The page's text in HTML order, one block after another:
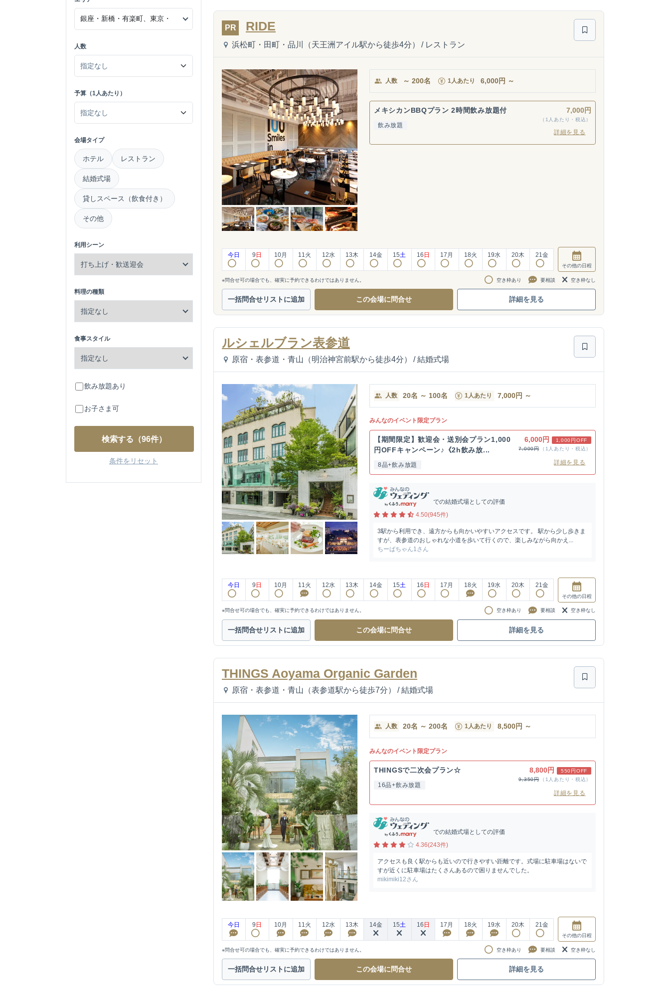
人数
予算（1人あたり）
会場タイプ
ホテル レストラン
結婚式場
貸しスペース（飲食付き）
その他
利用シーン
料理の種類
食事スタイル
飲み放題あり
お子さま可
検索する （96件）
条件をリセット
PR RIDE
浜松町・田町・品川（天王洲アイル駅から徒歩4分） / レストラン
人数 ～ 200名 1人あたり 6,000円 ～
メキシカンBBQプラン 2時間飲み放題付
飲み放題
7,000円
（1人あたり・税込）
詳細を見る
今日 9 日 10月 11 火 12水 13木 14金 15土 16 日 17 月 18火 19水 20木 21 金
その他の日程
※問合せ可の場合でも、確実に予約できるわけではありません。 空き枠あり 要相談 空き枠なし
一括問合せリストに追加 この会場に問合せ 詳細を見る
ルシェルブラン表参道
原宿・表参道・青山（明治神宮前駅から徒歩4分） / 結婚式場
人数 20名 ～ 100名 1人あたり 7,000円 ～
みんなのイベント限定プラン
【期間限定】歓迎会・送別会プラン1,000
円OFFキャンペーン♪《2h飲み放...
8品+飲み放題
6,000円
1,000円OFF
7,000円
（1人あたり・税込）
詳細を見る
での結婚式場としての評価
4.50(945件)
3駅から利用でき、遠方からも向かいやすいアクセスです。 駅から少し歩きま
すが、表参道のおしゃれな小道を歩いて行くので、楽しみながら向かえ...
ちーばちゃん1さん
今日 9 日 10月 11火 12水 13木 14金 15土 16 日 17 月 18火 19水 20木 21金
その他の日程
※問合せ可の場合でも、確実に予約できるわけではありません。 空き枠あり 要相談 空き枠なし
一括問合せリストに追加 この会場に問合せ 詳細を見る
THINGS Aoyama Organic Garden
原宿・表参道・青山（表参道駅から徒歩7分） / 結婚式場
人数 20名 ～ 200名 1人あたり 8,500円 ～
みんなのイベント限定プラン
THINGSで二次会プラン☆
16品+飲み放題
8,800円
550円OFF
9,350円
（1人あたり・税込）
詳細を見る
での結婚式場としての評価
4.36(243件)
アクセスも良く駅からも近いので行きやすい距離です。式場に駐車場はないで
すが近くに駐車場はたくさんあるので困りませんでした。
mikimiki12さん
今日 9 日 10月 11 火 12水 13木 14金 15土 16 日 17 月 18火 19水 20木 21 金
その他の日程
※問合せ可の場合でも、確実に予約できるわけではありません。 空き枠あり 要相談 空き枠なし
一括問合せリストに追加 この会場に問合せ 詳細を見る